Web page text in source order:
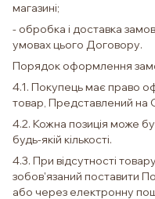
магазині;
- обробка і доставка
умовах цього Договору.
Порядок оформлення
4.1. Покупець має право
товар, Представлений на
4.2. Кожна позиція може
будь-якій кількості.
4.3. При відсутності
зобов'язаний поставити
або через електронну